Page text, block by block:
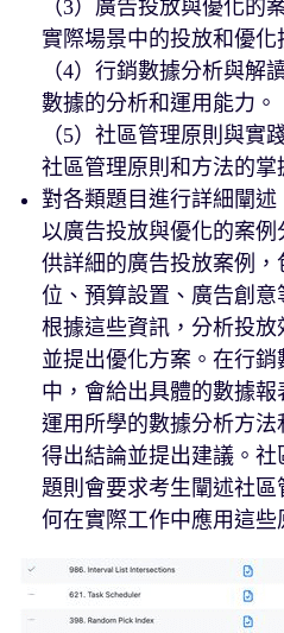
（3）廣告投放與優化的
實際場景中的投放和優化
（4）行銷數據分析與解
數據的分析和運用能力。
（5）社區管理原則與實
社區管理原則和方法的掌
對各類題目進行詳細闡述
以廣告投放與優化的案
供詳細的廣告投放案例
位、預算設置、廣告創
根據這些資訊，分析投放
並提出優化方案。在行
中，會給出具體的數據
運用所學的數據分析方法
得出結論並提出建議。
題則會要求考生闡述社
何在實際工作中應用這些